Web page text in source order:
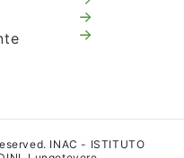
INAC - ISTITUTO